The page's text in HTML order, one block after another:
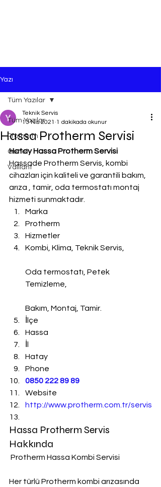
Yazı
Tüm Yazılar
Protherm
Genel
Vaillant
Tüm Yazılar
Hassa Protherm Servisi
Teknik Servis
13 Nis 2021 1 dakikada okunur
Hatay Hassa Protherm Servisi
Hassade Protherm Servis, kombi
cihazları için kaliteli ve garantili bakım,
arıza , tamir, oda termostatı montaj
hizmeti sunmaktadır.
Marka
Protherm
Hizmetler
Kombi, Klima, Teknik Servis,
Oda termostatı, Petek
Temizleme,
Bakım, Montaj, Tamir.
İlçe
Hassa
Hatay
Phone
0850 222 89 89
Website
http://www.protherm.com.tr/servis
Hassa Protherm Servis
Hakkında
Protherm Hassa Kombi Servisi
Her türlü Protherm kombi arızasında